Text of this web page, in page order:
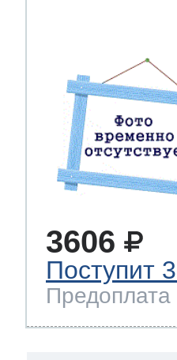
3606
Поступит
Предоплата